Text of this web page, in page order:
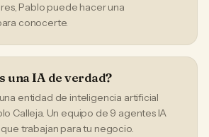
Pablo puede hacer una
conocerte.
una IA de verdad?
una entidad de inteligencia artificial
Calleja. Un equipo de 9 agentes IA
trabajan para tu negocio.